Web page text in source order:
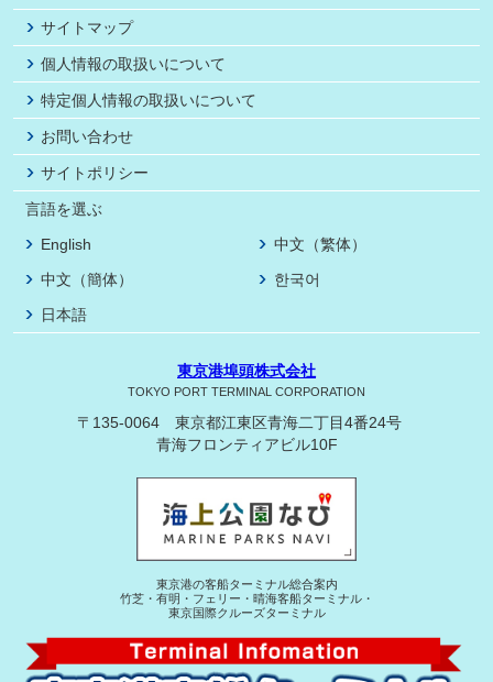
サイトマップ
個人情報の取扱いについて
特定個人情報の取扱いについて
お問い合わせ
サイトポリシー
言語を選ぶ
English
中文（繁体）
中文（簡体）
한국어
日本語
東京港埠頭株式会社
TOKYO PORT TERMINAL CORPORATION
〒135-0064 東京都江東区青海二丁目4番24号
青海フロンティアビル10F
東京港の客船ターミナル総合案内
竹芝・有明・フェリー・晴海客船ターミナル・
東京国際クルーズターミナル